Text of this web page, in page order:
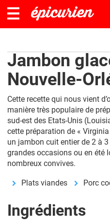
Jambon
Nouvelle-
Cette recette qui nous vient
manière très populaire de
sud-est des Etats-Unis
cette préparation de «
un jambon cuit entier de 2 à
grandes occasions ou en été
nombreux convives.
Plats viandes Porc
Ingrédients